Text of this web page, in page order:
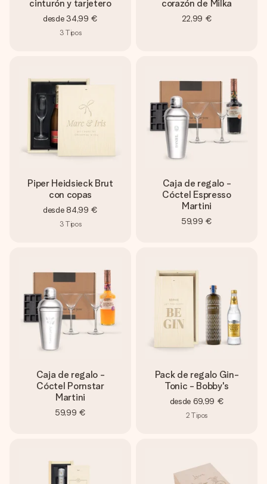
cinturón y tarjetero
desde 34,99 €
3 Tipos
corazón de Milka
22,99 €
Piper Heidsieck Brut
con copas
desde 84,99 €
3 Tipos
Caja de regalo -
Cóctel Espresso
Martini
59,99 €
Caja de regalo -
Cóctel Pornstar
Martini
59,99 €
Pack de regalo Gin-
Tonic - Bobby's
desde 69,99 €
2 Tipos